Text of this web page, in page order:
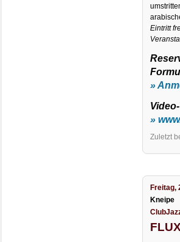
Eintritt
»
»
Zuletzt
Freitag,
Kneipe
FLUX